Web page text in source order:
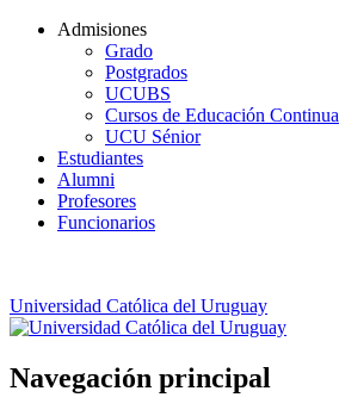
Admisiones
Grado
Postgrados
UCUBS
Cursos de Educación Continua
UCU Sénior
Estudiantes
Alumni
Profesores
Funcionarios
Universidad Católica del Uruguay
Navegación principal